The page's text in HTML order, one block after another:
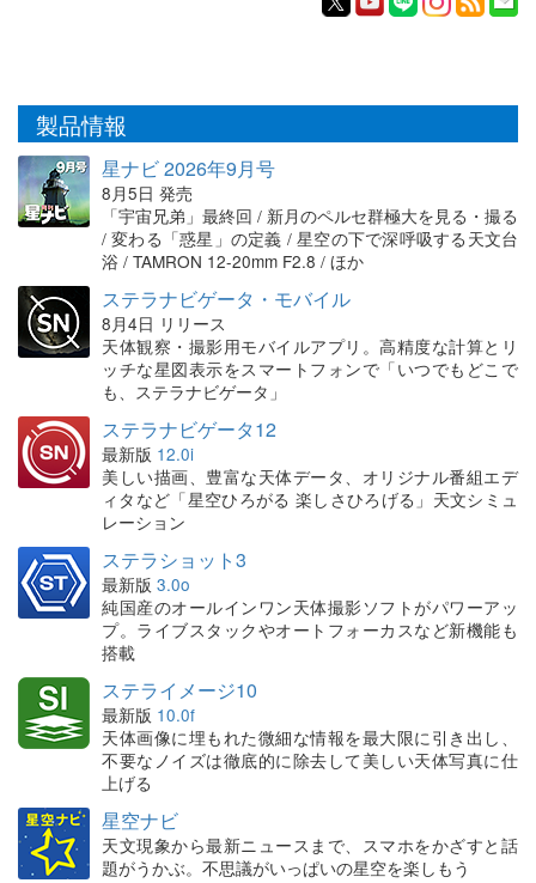
製品情報
星ナビ 2026年9月号
8月5日 発売
「宇宙兄弟」最終回 / 新月のペルセ群極大を見る・撮る
/ 変わる「惑星」の定義 / 星空の下で深呼吸する天文台
浴 / TAMRON 12-20mm F2.8 / ほか
ステラナビゲータ・モバイル
8月4日 リリース
天体観察・撮影用モバイルアプリ。高精度な計算とリ
ッチな星図表示をスマートフォンで「いつでもどこで
も、ステラナビゲータ」
ステラナビゲータ12
最新版 12.0i
美しい描画、豊富な天体データ、オリジナル番組エデ
ィタなど「星空ひろがる 楽しさひろげる」天文シミュ
レーション
ステラショット3
最新版 3.0o
純国産のオールインワン天体撮影ソフトがパワーアッ
プ。ライブスタックやオートフォーカスなど新機能も
搭載
ステライメージ10
最新版 10.0f
天体画像に埋もれた微細な情報を最大限に引き出し、
不要なノイズは徹底的に除去して美しい天体写真に仕
上げる
星空ナビ
天文現象から最新ニュースまで、スマホをかざすと話
題がうかぶ。不思議がいっぱいの星空を楽しもう